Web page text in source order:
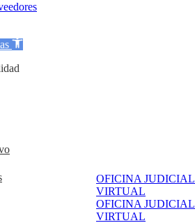
OFICINA JUDICIAL
VIRTUAL
OFICINA JUDICIAL
VIRTUAL